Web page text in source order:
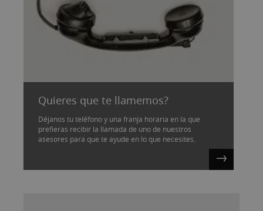
Quieres que te llamemos?
Déjanos tu teléfono y una franja horaria en la que
prefieras recibir la llamada de uno de nuestros
asesores para que te ayude en lo que necesites.